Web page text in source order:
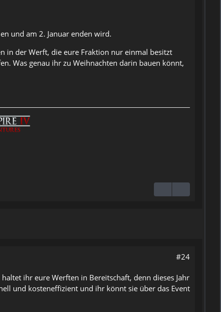
und am 2. Januar enden wird.
in der Werft, die eure Fraktion nur einmal besitzt
Was genau ihr zu Weihnachten darin bauen könnt,
#24
ihr eure Werften in Bereitschaft, denn dieses Jahr
und kosteneffizient und ihr könnt sie über das Event